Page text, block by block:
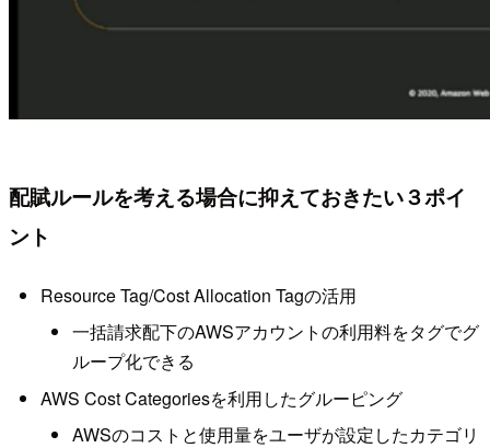
配賦ルールを考える場合に抑えておきたい３ポイ
ント
Resource Tag/Cost Allocation Tagの活用
一括請求配下のAWSアカウントの利用料をタグでグ
ループ化できる
AWS Cost Categoriesを利用したグルーピング
AWSのコストと使用量をユーザが設定したカテゴリ